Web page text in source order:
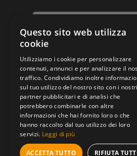
Quali comunicazioni vuoi
Aggiornamenti dedicati
School
Novità sul progetto Fedro
Tienimi aggiornato su
promozioni
Acconsento al trattamento dei miei
finalità di marketing.
Per maggiori informazioni consulta la
Questo sito web utilizza
cookie
Utilizziamo i cookie per personalizzare
contenuti, annunci e per analizzare il
traffico. Condividiamo inoltre
sul tuo utilizzo del nostro sito con i nostri
partner pubblicitari e di analisi che
potrebbero combinarle con altre
informazioni che hai fornito loro o che
hanno raccolto dal tuo utilizzo dei loro
servizi. Leggi di più
ACCETTA TUTTO RIFIUTA